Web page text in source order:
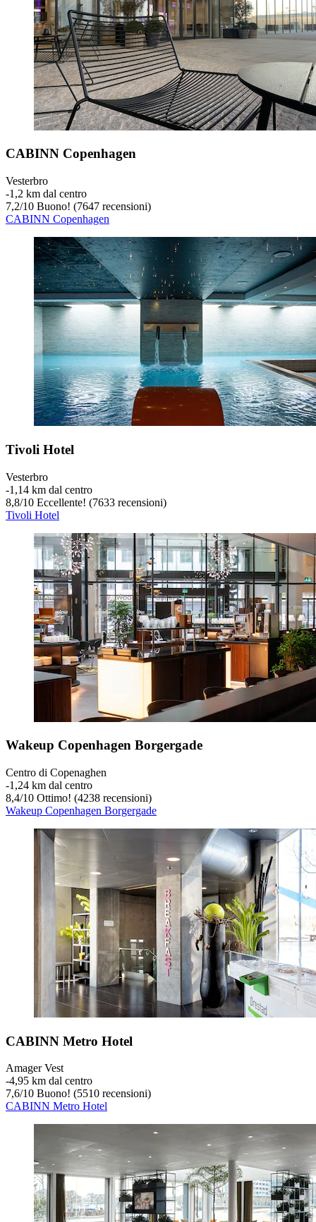
CABINN Copenhagen
Vesterbro
‐1,2 km dal centro
7,2/10 Buono! (7647 recensioni)
CABINN Copenhagen
Tivoli Hotel
Vesterbro
‐1,14 km dal centro
8,8/10 Eccellente! (7633 recensioni)
Tivoli Hotel
Wakeup Copenhagen Borgergade
Centro di Copenaghen
‐1,24 km dal centro
8,4/10 Ottimo! (4238 recensioni)
Wakeup Copenhagen Borgergade
CABINN Metro Hotel
Amager Vest
‐4,95 km dal centro
7,6/10 Buono! (5510 recensioni)
CABINN Metro Hotel